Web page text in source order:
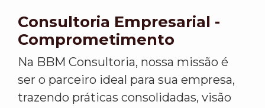
Consultoria Empresarial -
Comprometimento
Na BBM Consultoria, nossa missão é
ser o parceiro ideal para sua empresa,
trazendo práticas consolidadas, visão